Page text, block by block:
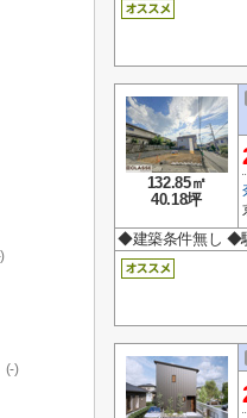
132.85㎡
40.18坪
◆建築条件無し ◆
(-)